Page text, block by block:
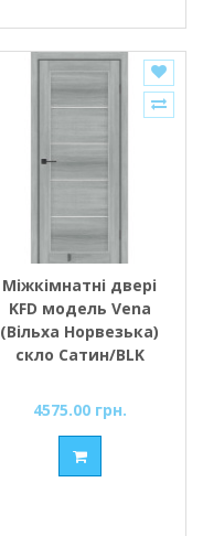
Міжкімнатні двері
KFD модель Vena
(Вільха Норвезька)
скло Сатин/BLK
4575.00 грн.